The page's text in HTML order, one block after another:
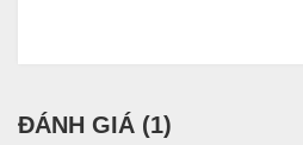
ĐÁNH GIÁ (1)